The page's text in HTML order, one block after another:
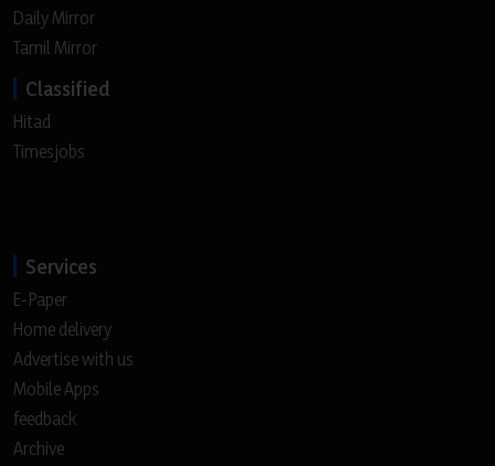
Daily Mirror
Tamil Mirror
Classified
Hitad
Timesjobs
Services
E-Paper
Home delivery
Advertise with us
Mobile Apps
feedback
Archive